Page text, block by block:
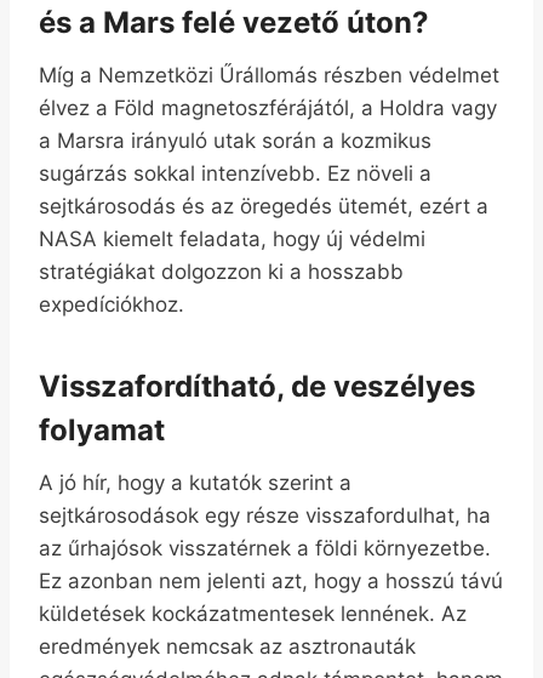
és a Mars felé vezető úton?
Míg a Nemzetközi Űrállomás részben védelmet
élvez a Föld magnetoszférájától, a Holdra vagy
a Marsra irányuló utak során a kozmikus
sugárzás sokkal intenzívebb. Ez növeli a
sejtkárosodás és az öregedés ütemét, ezért a
NASA kiemelt feladata, hogy új védelmi
stratégiákat dolgozzon ki a hosszabb
expedíciókhoz.
Visszafordítható, de veszélyes
folyamat
A jó hír, hogy a kutatók szerint a
sejtkárosodások egy része visszafordulhat, ha
az űrhajósok visszatérnek a földi környezetbe.
Ez azonban nem jelenti azt, hogy a hosszú távú
küldetések kockázatmentesek lennének. Az
eredmények nemcsak az asztronauták